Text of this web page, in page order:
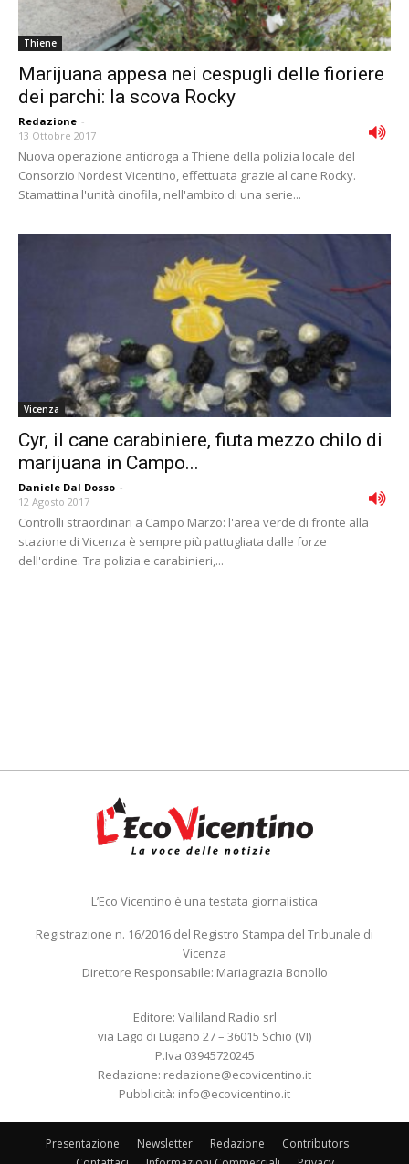
Thiene
Marijuana appesa nei cespugli delle fioriere
dei parchi: la scova Rocky
Redazione -
13 Ottobre 2017
Nuova operazione antidroga a Thiene della polizia locale del
Consorzio Nordest Vicentino, effettuata grazie al cane Rocky.
Stamattina l'unità cinofila, nell'ambito di una serie...
Vicenza
Cyr, il cane carabiniere, fiuta mezzo chilo di
marijuana in Campo...
Daniele Dal Dosso -
12 Agosto 2017
Controlli straordinari a Campo Marzo: l'area verde di fronte alla
stazione di Vicenza è sempre più pattugliata dalle forze
dell'ordine. Tra polizia e carabinieri,...
L’Eco Vicentino è una testata giornalistica
Registrazione n. 16/2016 del Registro Stampa del Tribunale di
Vicenza
Direttore Responsabile: Mariagrazia Bonollo
Editore: Valliland Radio srl
via Lago di Lugano 27 – 36015 Schio (VI)
P.Iva 03945720245
Redazione: redazione@ecovicentino.it
Pubblicità: info@ecovicentino.it
Presentazione Newsletter Redazione
Contributors